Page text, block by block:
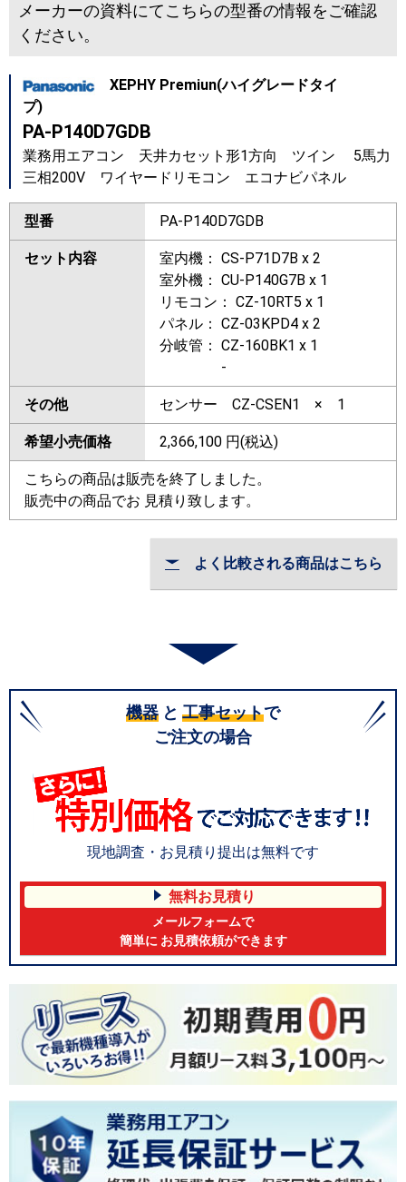
メーカーの資料にてこちらの型番の情報をご確認
ください。
XEPHY Premiun(ハイグレードタイ
プ)
PA-P140D7GDB
業務用エアコン 天井カセット形1方向 ツイン 5馬力
三相200V ワイヤードリモコン エコナビパネル
型番 PA-P140D7GDB
セット内容
室内機： CS-P71D7B x 2
室外機： CU-P140G7B x 1
リモコン： CZ-10RT5 x 1
パネル： CZ-03KPD4 x 2
分岐管： CZ-160BK1 x 1
-
その他 センサー CZ-CSEN1 × 1
希望小売価格 2,366,100 円(税込)
こちらの商品は販売を終了しました。
販売中の商品でお 見積り致します。
よく比較される商品はこちら
機器 と 工事セットで
ご注文の場合
現地調査・お見積り提出は無料です
無料お見積り
メールフォームで
簡単に お見積依頼ができます